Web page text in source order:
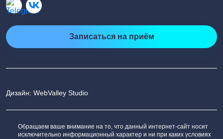
Записаться на приём
Дизайн: WebValley Studio
Обращаем ваше внимание на то, что данный интернет-сайт носит
исключительно информационный характер и ни при каких условиях